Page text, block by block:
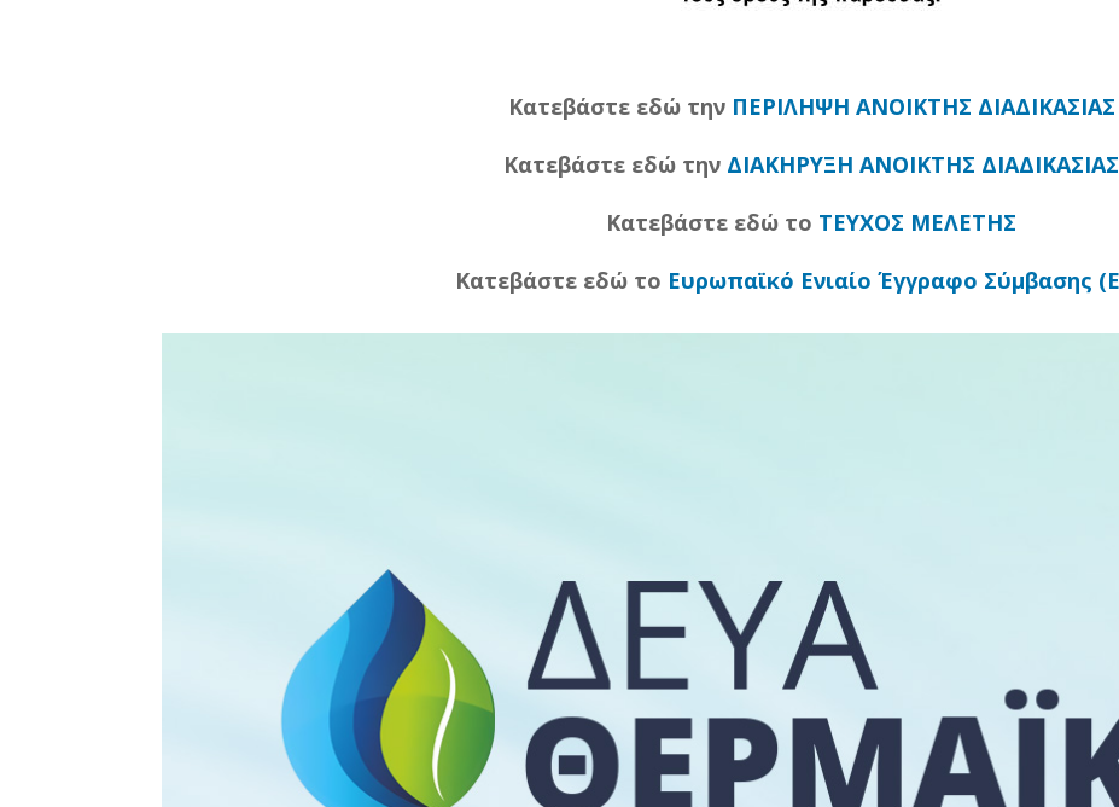
Κατεβάστε εδώ την ΠΕΡΙΛΗΨΗ ΑΝΟΙΚΤΗΣ ΔΙΑΔΙΚΑΣΙΑΣ
Κατεβάστε εδώ την ΔΙΑΚΗΡΥΞΗ ΑΝΟΙΚΤΗΣ ΔΙΑΔΙΚΑΣΙΑΣ
Κατεβάστε εδώ το ΤΕΥΧΟΣ ΜΕΛΕΤΗΣ
Κατεβάστε εδώ το Ευρωπαϊκό Ενιαίο Έγγραφο Σύμβασης